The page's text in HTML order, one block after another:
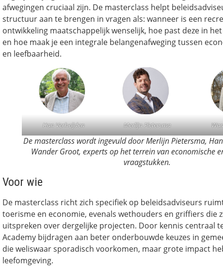
afwegingen cruciaal zijn. De masterclass helpt
structuur aan te brengen in vragen als: wanneer is een
ontwikkeling maatschappelijk wenselijk, hoe past deze in
en hoe maak je een integrale belangenafweging tussen
en leefbaarheid.
Han Verheijden Merlijn Pietersma
De masterclass wordt ingevuld door Merlijn Pietersma,
Wander Groot, experts op het terrein van economische
vraagstukken.
Voor wie
De masterclass richt zich specifiek op beleidsadviseurs
toerisme en economie, evenals wethouders en griffiers die
uitspreken over dergelijke projecten. Door kennis centraal
Academy bijdragen aan beter onderbouwde keuzes in
die weliswaar sporadisch voorkomen, maar grote impact
leefomgeving.